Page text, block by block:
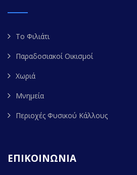
Το Φιλιάτι
Παραδοσιακοί Οικισμοί
Χωριά
Μνημεία
Περιοχές Φυσικού Κάλλους
ΕΠΙΚΟΙΝΩΝΙΑ